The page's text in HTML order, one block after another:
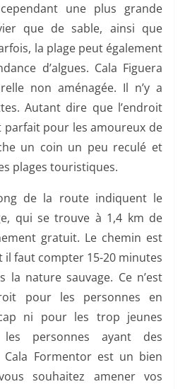
une plus grande
que de sable, ainsi que
la plage peut également
d’algues. Cala Figuera
non aménagée. Il n’y a
Autant dire que l’endroit
parfait pour les amoureux de
un coin un peu reculé et
plages touristiques.
de la route indiquent le
qui se trouve à 1,4 km de
gratuit. Le chemin est
il faut compter 15-20 minutes
la nature sauvage. Ce n’est
pour les personnes en
ni pour les trop jeunes
personnes ayant des
Cala Formentor est un bien
souhaitez amener vos